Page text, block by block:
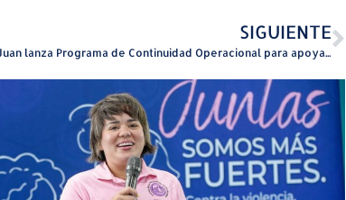
SIGUIENTE
San Juan lanza Programa de Continuidad Operacional para apoyar pequeños negocios afectados por interrupciones de agua y energía eléctrica